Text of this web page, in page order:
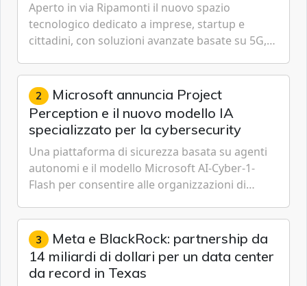
Aperto in via Ripamonti il nuovo spazio
tecnologico dedicato a imprese, startup e
cittadini, con soluzioni avanzate basate su 5G,
Cybersecurity.
2 Microsoft annuncia Project
Perception e il nuovo modello IA
specializzato per la cybersecurity
Una piattaforma di sicurezza basata su agenti
autonomi e il modello Microsoft AI-Cyber-1-
Flash per consentire alle organizzazioni di
gestione continua del rischio.
3 Meta e BlackRock: partnership da
14 miliardi di dollari per un data center
da record in Texas